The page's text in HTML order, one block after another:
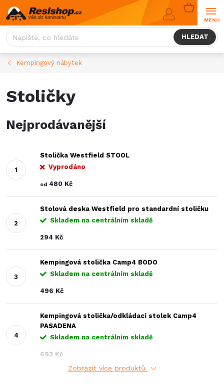
Přejít
na
obsah
HLEDAT
NÁKUPNÍ
KOŠÍK
Kempingový nábytek
Stoličky
Nejprodávanější
Stolička Westfield STOOL
Vyprodáno
od 480 Kč
Stolová deska Westfield pro standardní stoličku
Skladem na centrálním skladě
294 Kč
Kempingová stolička Camp4 BODO
Skladem na centrálním skladě
496 Kč
Kempingová stolička/odkládací stolek Camp4
PASADENA
Skladem na centrálním skladě
693 Kč
Zobrazit více produktů